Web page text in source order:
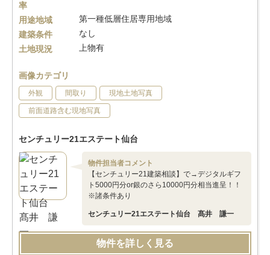
率
用途地域
第一種低層住居専用地域
建築条件
なし
土地現況
上物有
画像カテゴリ
外観 間取り 現地土地写真
前面道路含む現地写真
センチュリー21エステート仙台
物件担当者コメント
【センチュリー21建築相談】で→デジタルギフ
ト5000円分or銀のさら10000円分相当進呈！！
※諸条件あり
センチュリー21エステート仙台 髙井 謙一
物件を詳しく見る